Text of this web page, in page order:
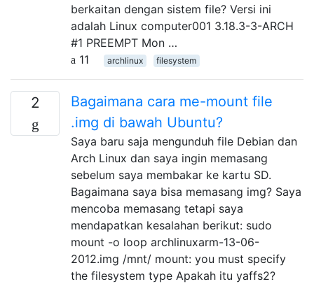
berkaitan dengan sistem file? Versi ini
adalah Linux computer001 3.18.3-3-ARCH
#1 PREEMPT Mon …
11
archlinux filesystem
2
Bagaimana cara me-mount file
.img di bawah Ubuntu?
Saya baru saja mengunduh file Debian dan
Arch Linux dan saya ingin memasang
sebelum saya membakar ke kartu SD.
Bagaimana saya bisa memasang img? Saya
mencoba memasang tetapi saya
mendapatkan kesalahan berikut: sudo
mount -o loop archlinuxarm-13-06-
2012.img /mnt/ mount: you must specify
the filesystem type Apakah itu yaffs2?